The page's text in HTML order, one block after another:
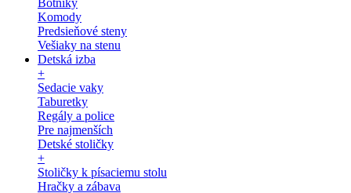
Botníky
Komody
Predsieňové steny
Vešiaky na stenu
Detská izba
+
Sedacie vaky
Taburetky
Regály a police
Pre najmenších
Detské stoličky
+
Stoličky k písaciemu stolu
Hračky a zábava